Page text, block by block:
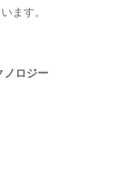
ます。
ノロジー